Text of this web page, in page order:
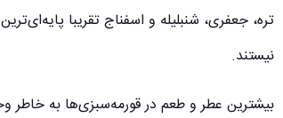
تره، جعفری، شنبلیله و اسفناج تقریبا
نیستند.
بیشترین عطر و طعم در قورمه‌سبزی‌ها به خاطر